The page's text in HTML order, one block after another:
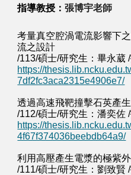
指導教授：張博宇老師
考量真空腔渦電流影響下
流之設計
/113/碩士/研究生：畢永葳
https://
7df2fc3aca2315e4906e7/
透過高速飛靶撞擊石英產
/112/碩士/研究生：潘奕佐
https://
4f67f374036beebdb64a9/
利用高壓產生電漿的極紫
/111/碩士/研究生：劉致賢